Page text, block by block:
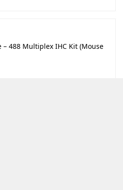
– 488 Multiplex IHC Kit (Mouse